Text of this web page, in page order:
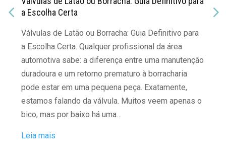
a Escolha Certa
Válvulas de Latão ou Borracha: Guia Definitivo para
a Escolha Certa. Qualquer profissional da área
automotiva sabe: a diferença entre uma manutenção
duradoura e um retorno prematuro à borracharia
pode estar em uma pequena peça. Exatamente,
estamos falando da válvula. Muitos veem apenas o
bico, mas por baixo há uma…
Leia mais